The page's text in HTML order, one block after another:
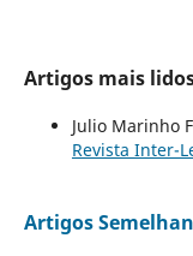
Artigos mais
Julio Marinho
Revista Inter-
Artigos